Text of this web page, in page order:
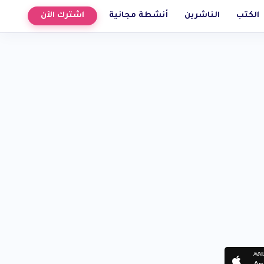
الكتب الناشرين أنشطة مجانية اشترك الآن